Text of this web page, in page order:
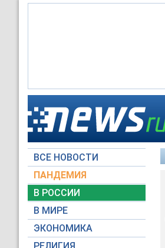
ВСЕ НОВОСТИ
ПАНДЕМИЯ
В РОССИИ
В МИРЕ
ЭКОНОМИКА